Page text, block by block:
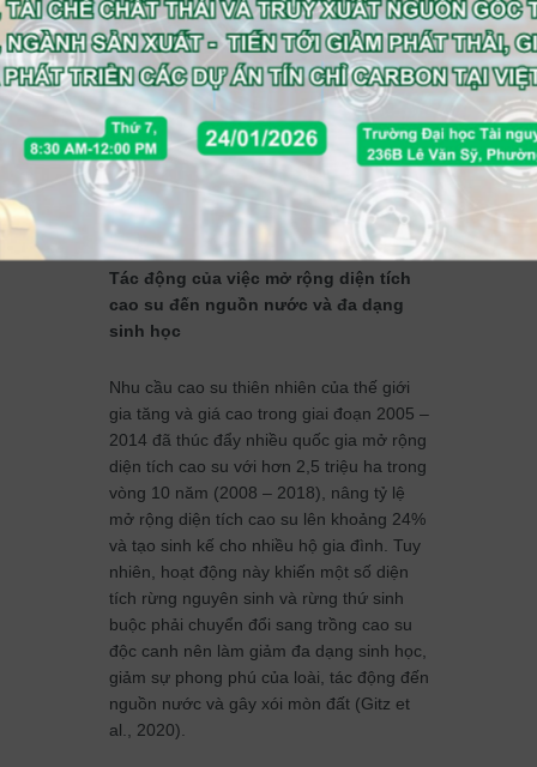
Tác động của việc mở rộng diện tích
cao su đến nguồn nước và đa dạng
sinh học
Nhu cầu cao su thiên nhiên của thế giới
gia tăng và giá cao trong giai đoạn 2005 –
2014 đã thúc đẩy nhiều quốc gia mở rộng
diện tích cao su với hơn 2,5 triệu ha trong
vòng 10 năm (2008 – 2018), nâng tỷ lệ
mở rộng diện tích cao su lên khoảng 24%
và tạo sinh kế cho nhiều hộ gia đình. Tuy
nhiên, hoạt động này khiến một số diện
tích rừng nguyên sinh và rừng thứ sinh
buộc phải chuyển đổi sang trồng cao su
độc canh nên làm giảm đa dạng sinh học,
giảm sự phong phú của loài, tác động đến
nguồn nước và gây xói mòn đất (Gitz et
al., 2020).